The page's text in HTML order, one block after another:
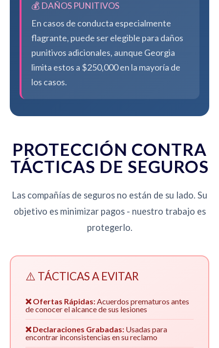
💰 DAÑOS PUNITIVOS
En casos de conducta especialmente
flagrante, puede ser elegible para daños
punitivos adicionales, aunque Georgia
limita estos a $250,000 en la mayoría de
los casos.
PROTECCIÓN CONTRA
TÁCTICAS DE SEGUROS
Las compañías de seguros no están de su lado. Su
objetivo es minimizar pagos - nuestro trabajo es
protegerlo.
⚠️ TÁCTICAS A EVITAR
❌ Ofertas Rápidas:Acuerdos prematuros antes
de conocer el alcance de sus lesiones
❌ Declaraciones Grabadas: Usadas para
encontrar inconsistencias en su reclamo